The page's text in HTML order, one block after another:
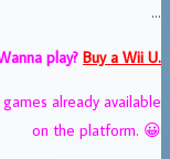
…
play? Buy a Wii U.
already available
on the platform. 😀